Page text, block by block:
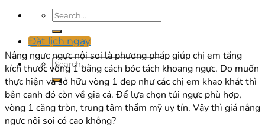
Đặt lịch ngay
Nâng ngực ngực nội soi là phương pháp giúp chị em tăng
kích thước vòng 1 bằng cách bóc tách khoang ngực. Do muốn
thực hiện và sở hữu vòng 1 đẹp như các chị em khao khát thì
bên cạnh đó còn về gia cả. Để lựa chọn túi ngực phù hợp,
vòng 1 căng tròn, trung tâm thẩm mỹ uy tín. Vậy thì giá nâng
ngực nội soi có cao không?